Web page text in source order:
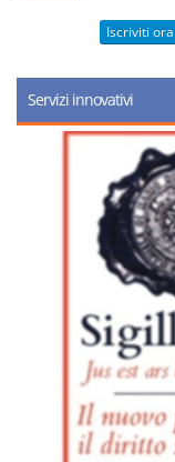
Iscriviti ora
Servizi innovativi